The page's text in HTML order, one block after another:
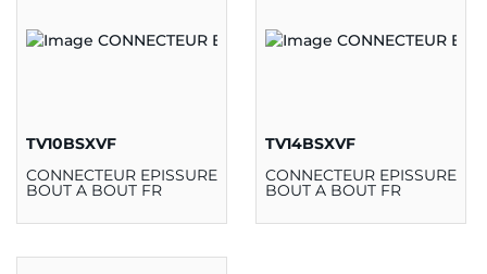
TV10BSXVF
CONNECTEUR EPISSURE
BOUT A BOUT FR
TV14BSXVF
CONNECTEUR EPISSURE
BOUT A BOUT FR